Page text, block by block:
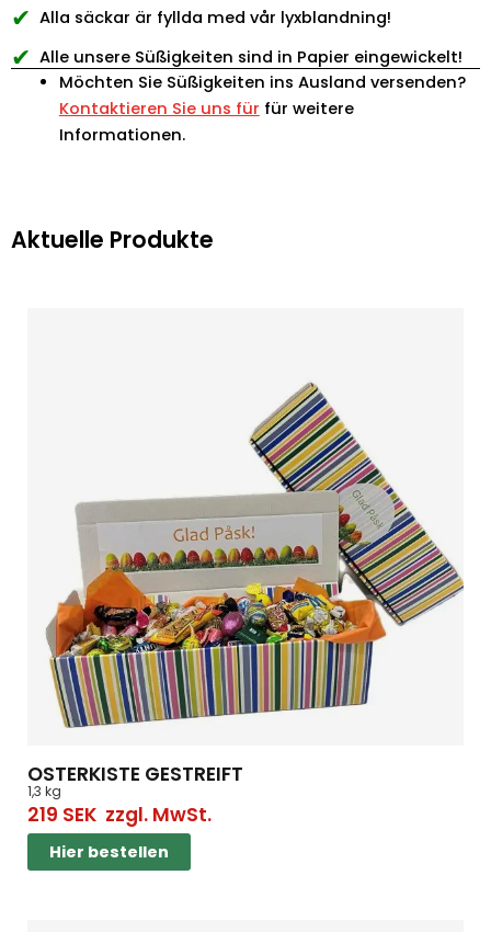
✔ Alla säckar är fyllda med vår lyxblandning!
✔ Alle unsere Süßigkeiten sind in Papier eingewickelt!
Möchten Sie Süßigkeiten ins Ausland versenden?
Kontaktieren Sie uns für für weitere
Informationen.
Aktuelle Produkte
OSTERKISTE GESTREIFT
1,3 kg
219 SEKzzgl. MwSt.
Hier bestellen